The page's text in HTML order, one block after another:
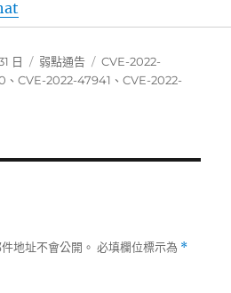
日
分
類
弱點通告
標
籤
CVE-2022-
、CVE-2022-47941 、CVE-2022-
地址不會公開。 必填欄位標示為 *